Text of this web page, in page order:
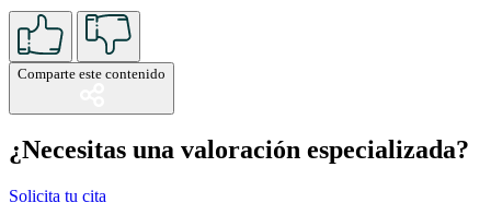
Comparte este contenido
¿Necesitas una valoración especializada?
Solicita tu cita